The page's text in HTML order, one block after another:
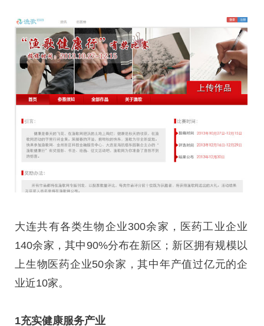
大连共有各类生物企业300余家，医药工业企业
140余家，其中90%分布在新区；新区拥有规模以
上生物医药企业50余家，其中年产值过亿元的企
业近10家。
1充实健康服务产业